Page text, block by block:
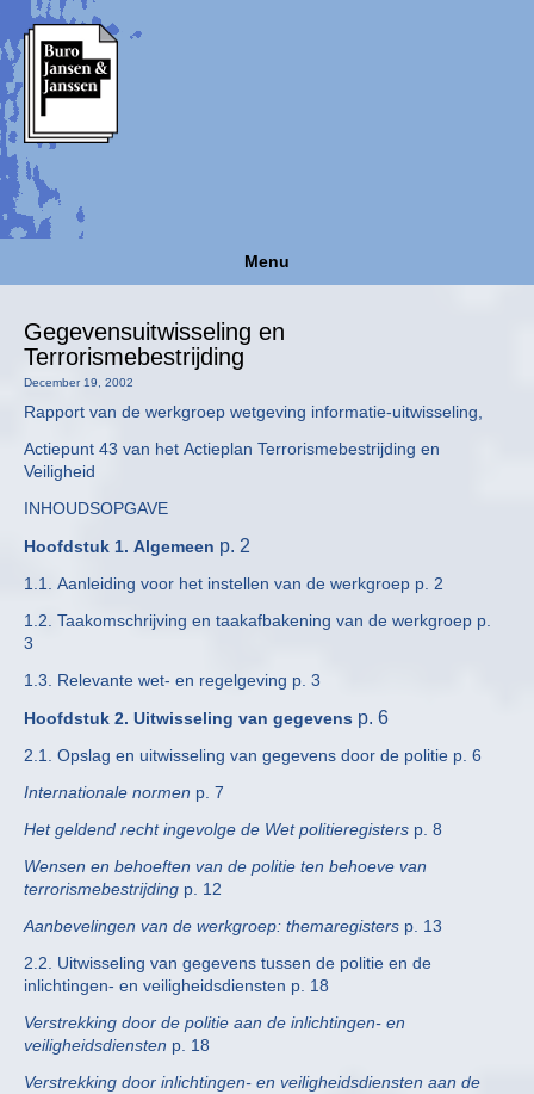
Menu
Gegevensuitwisseling en
Terrorismebestrijding
December 19, 2002
Rapport van de werkgroep wetgeving informatie-uitwisseling,
Actiepunt 43 van het Actieplan Terrorismebestrijding en
Veiligheid
INHOUDSOPGAVE
Hoofdstuk 1. Algemeen p. 2
1.1. Aanleiding voor het instellen van de werkgroep p. 2
1.2. Taakomschrijving en taakafbakening van de werkgroep p.
3
1.3. Relevante wet- en regelgeving p. 3
Hoofdstuk 2. Uitwisseling van gegevens p. 6
2.1. Opslag en uitwisseling van gegevens door de politie p. 6
Internationale normen p. 7
Het geldend recht ingevolge de Wet politieregisters p. 8
Wensen en behoeften van de politie ten behoeve van
terrorismebestrijding p. 12
Aanbevelingen van de werkgroep: themaregisters p. 13
2.2. Uitwisseling van gegevens tussen de politie en de
inlichtingen- en veiligheidsdiensten p. 18
Verstrekking door de politie aan de inlichtingen- en
veiligheidsdiensten p. 18
Verstrekking door inlichtingen- en veiligheidsdiensten aan de